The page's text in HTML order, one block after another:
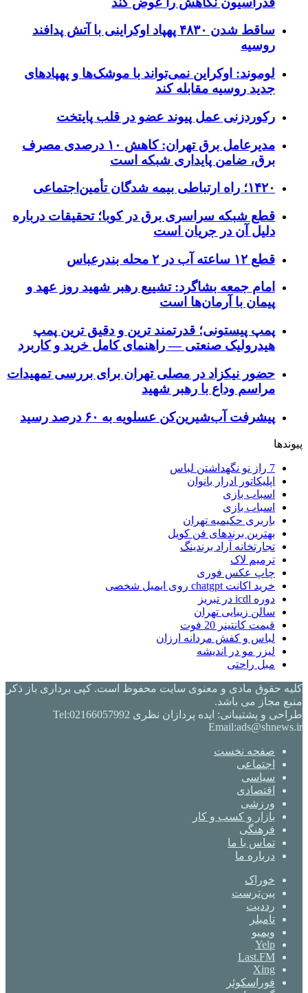
ساقط شدن ۴۸۳۰ پهپاد اوکراینی با آتش پدافند
روسیه
لوموند: اوکراین نمی‌تواند با موشک‌ها و پهپادهای
جدید روسیه مقابله کند
رکوردزنی عمل پیوند عضو در قلب پایتخت
مدیرعامل برق تهران: کاهش ۱۰ درصدی مصرف
برق، ضامن پایداری شبکه است
۱۴۲۰؛ راه ارتباطی بیمه شدگان تأمین‌اجتماعی
قطع شبکه سراسری برق در کوبا؛ تحقیقات درباره
دلیل آن در جریان است
قطع ۱۲ ساعته آب در ۲ محله بندرعباس
امام جمعه بشاگرد: تشییع رهبر شهید روز عهد و
پیمان با آرمان‌ها است
پمپ پیستونی؛ قدرتمند ترین و دقیق‌ ترین پمپ
هیدرولیک صنعتی — راهنمای کامل خرید و کاربرد
حضور نیکزاد در مصلی تهران برای بررسی تمهیدات
مراسم وداع با رهبر شهید
پیشرفت آب‌شیرین‌کن عسلویه به ۶۰ درصد رسید
پیوندها
7 راز نو نگهداشتن لباس
اپلیکاتور ادرار بانوان
اسباب بازی
اسباب بازی
باربری حکیمیه تهران
بهترین برندهای فن کویل
تجارتخانه آراد برندینگ
ترمیم لاک
چاپ عکس فوری
خرید اکانت chatgpt روی ایمیل شخصی
دوره icdl در تبریز
سالن زیبایی تهران
قیمت کانتینر 20 فوت
لباس و کفش مردانه ارزان
لیزر مو در اندیشه
مبل راحتی
کلیه حقوق مادی و معنوی سایت محفوظ است. کپی برداری باز ذکر
منبع مجاز می باشد.
طراحی و پشتیبانی: ایده پردازان نظری Tel:02166057992
Email:ads@shnews.ir
صفحه نخست
اجتماعی
سیاسی
اقتصادی
ورزشی
بازار و کسب و کار
فرهنگی
تماس با ما
درباره ما
خوراک
‫پین‌ترست
‫رددیت
‫تامبلر
ویمیو
Yelp
Last.FM
Xing
فوراسکوئر